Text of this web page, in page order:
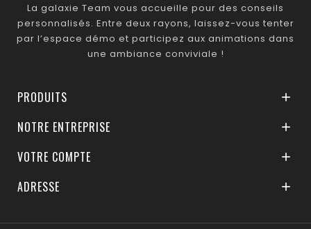
La galaxie Team vous accueille pour des conseils
personnalisés. Entre deux rayons, laissez-vous tenter
par l’espace démo et participez aux animations dans
une ambiance conviviale !
PRODUITS 
NOTRE ENTREPRISE 
VOTRE COMPTE 
ADRESSE 